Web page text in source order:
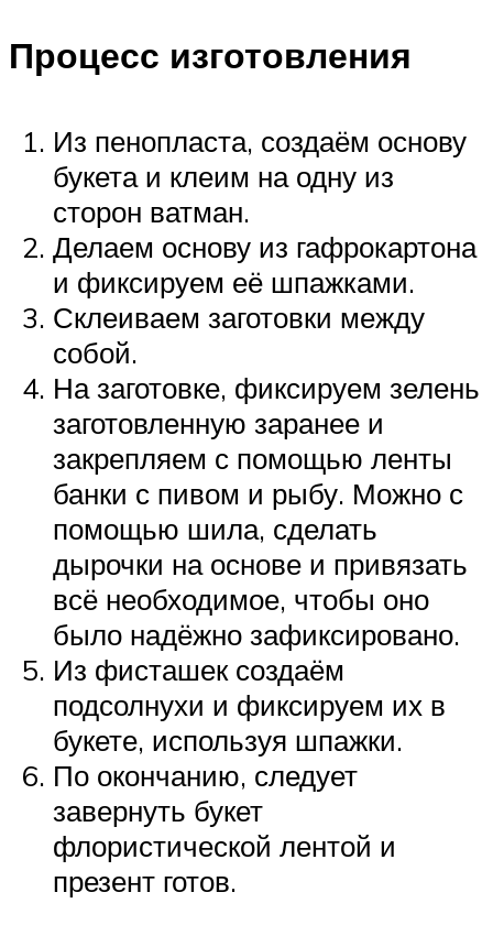
Процесс изготовления
Из пенопласта, создаём основу
букета и клеим на одну из
сторон ватман.
Делаем основу из гафрокартона
и фиксируем её шпажками.
Склеиваем заготовки между
собой.
На заготовке, фиксируем зелень
заготовленную заранее и
закрепляем с помощью ленты
банки с пивом и рыбу. Можно с
помощью шила, сделать
дырочки на основе и привязать
всё необходимое, чтобы оно
было надёжно зафиксировано.
Из фисташек создаём
подсолнухи и фиксируем их в
букете, используя шпажки.
По окончанию, следует
завернуть букет
флористической лентой и
презент готов.